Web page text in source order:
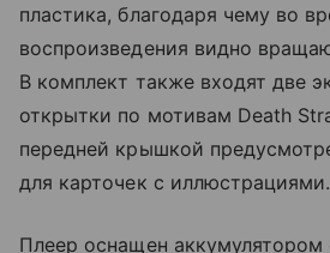
пластика, благодаря чему во
воспроизведения видно
В комплект также входят две
открытки по мотивам Death
передней крышкой
для карточек с иллюстрациями.
Плеер оснащен